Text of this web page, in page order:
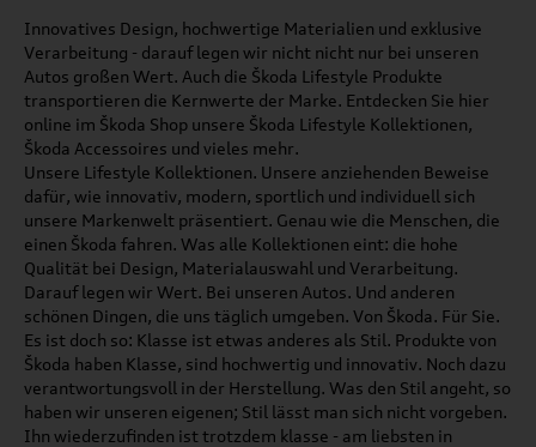
Innovatives Design, hochwertige Materialien und exklusive
Verarbeitung - darauf legen wir nicht nicht nur bei unseren
Autos großen Wert. Auch die Škoda Lifestyle Produkte
transportieren die Kernwerte der Marke. Entdecken Sie hier
online im Škoda Shop unsere Škoda Lifestyle Kollektionen,
Škoda Accessoires und vieles mehr.
Unsere Lifestyle Kollektionen. Unsere anziehenden Beweise
dafür, wie innovativ, modern, sportlich und individuell sich
unsere Markenwelt präsentiert. Genau wie die Menschen, die
einen Škoda fahren. Was alle Kollektionen eint: die hohe
Qualität bei Design, Materialauswahl und Verarbeitung.
Darauf legen wir Wert. Bei unseren Autos. Und anderen
schönen Dingen, die uns täglich umgeben. Von Škoda. Für Sie.
Es ist doch so: Klasse ist etwas anderes als Stil. Produkte von
Škoda haben Klasse, sind hochwertig und innovativ. Noch dazu
verantwortungsvoll in der Herstellung. Was den Stil angeht, so
haben wir unseren eigenen; Stil lässt man sich nicht vorgeben.
Ihn wiederzufinden ist trotzdem klasse - am liebsten in